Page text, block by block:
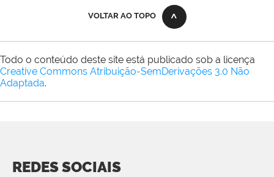
VOLTAR AO TOPO
Todo o conteúdo deste site está publicado sob a licença
Creative Commons Atribuição-SemDerivações 3.0 Não
Adaptada.
REDES SOCIAIS